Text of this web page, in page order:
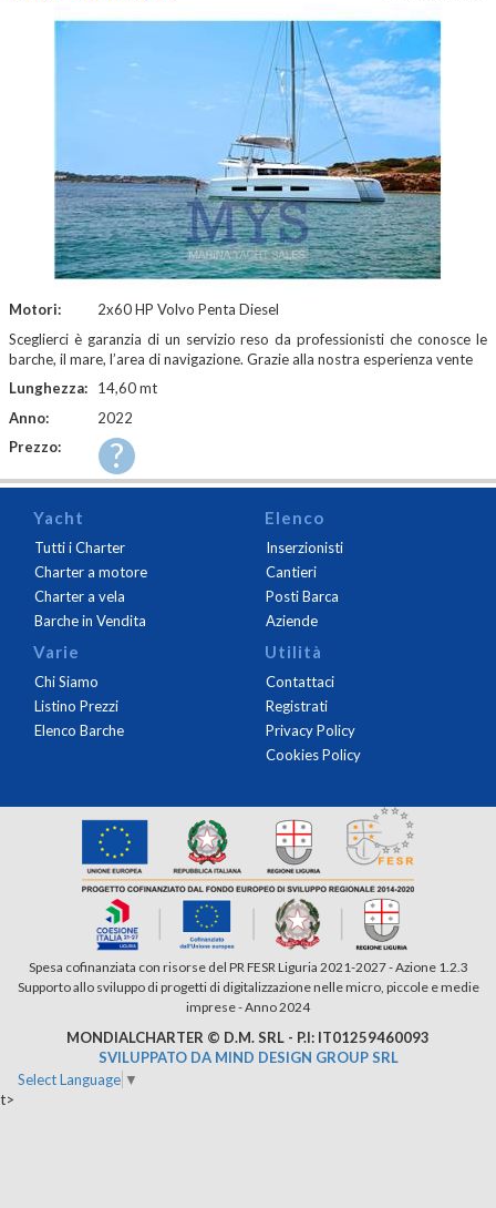
Motori:
2x60 HP Volvo Penta Diesel
Sceglierci è garanzia di un servizio reso da professionisti che conosce le
barche, il mare, l’area di navigazione. Grazie alla nostra esperienza vente
Lunghezza:
14,60 mt
Anno:
2022
Prezzo:
?
Yacht
Tutti i Charter
Charter a motore
Charter a vela
Barche in Vendita
Elenco
Inserzionisti
Cantieri
Posti Barca
Aziende
Varie
Chi Siamo
Listino Prezzi
Elenco Barche
Utilità
Contattaci
Registrati
Privacy Policy
Cookies Policy
Spesa cofinanziata con risorse del PR FESR Liguria 2021-2027 - Azione 1.2.3
Supporto allo sviluppo di progetti di digitalizzazione nelle micro, piccole e medie
imprese - Anno 2024
MONDIALCHARTER © D.M. SRL - P.I: IT01259460093
SVILUPPATO DA MIND DESIGN GROUP SRL
Select Language ▼
t>